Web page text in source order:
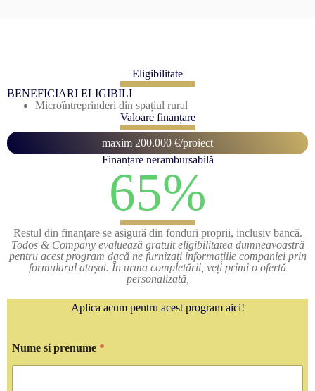
Eligibilitate
BENEFICIARI ELIGIBILI
Microîntreprinderi din spațiul rural
Valoare finanțare
maxim 200.000 €/proiect
Finanțare nerambursabilă
65%
Restul din finanțare se asigură din fonduri proprii, inclusiv bancă.
Todos & Company evaluează gratuit eligibilitatea dumneavoastră
pentru acest program dacă ne furnizați informațiile companiei prin
formularul atașat. În urma completării, veți primi o ofertă
personalizată,
Aplica acum pentru acest program aici!
Nume si prenume *